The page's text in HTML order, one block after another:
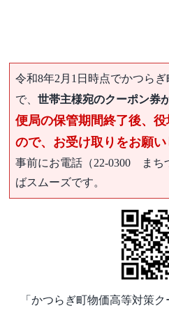
令和8年2月1日時点でかつら
で、世帯主様宛のクーポン券
便局の保管期間終了後、
ので、お受け取りをお願い
事前にお電話（22-0300 まち
ばスムーズです。
「かつらぎ町物価高等対策ク